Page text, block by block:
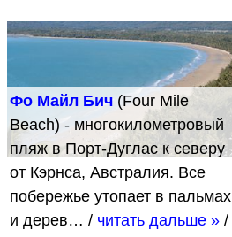
Фо Майл Бич (Four Mile
Beach) - многокилометровый
пляж в Порт-Дуглас к северу
от Кэрнса, Австралия. Все
побережье утопает в пальмах
и дерев… / читать дальше » /